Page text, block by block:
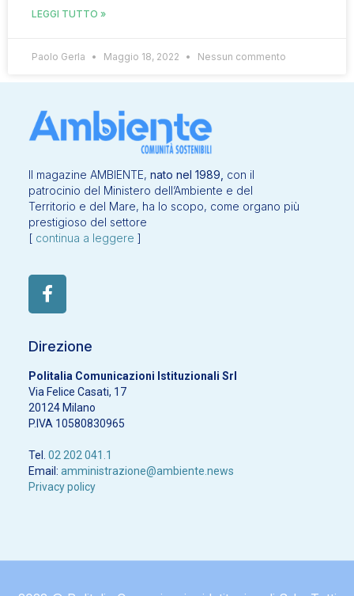
LEGGI TUTTO »
Paolo Gerla Maggio 18, 2022 Nessun commento
Il magazine AMBIENTE, nato nel 1989, con il
patrocinio del Ministero dell’Ambiente e del
Territorio e del Mare, ha lo scopo, come organo più
prestigioso del settore
[ continua a leggere ]
Direzione
Politalia Comunicazioni Istituzionali Srl
Via Felice Casati, 17
20124 Milano
P.IVA 10580830965
Tel. 02 202 041.1
Email: amministrazione@ambiente.news
Privacy policy